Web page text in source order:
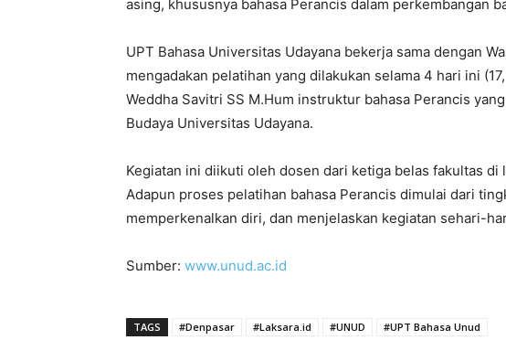
asing, khususnya bahasa Perancis dalam perkembangan
UPT Bahasa Universitas Udayana bekerja sama dengan
mengadakan pelatihan yang dilakukan selama 4 hari ini
Weddha Savitri SS M.Hum instruktur bahasa Perancis
Budaya Universitas Udayana.
Kegiatan ini diikuti oleh dosen dari ketiga belas fakultas di
Adapun proses pelatihan bahasa Perancis dimulai dari
memperkenalkan diri, dan menjelaskan kegiatan sehari-
Sumber: www.unud.ac.id
TAGS #Denpasar #Laksara.id #UNUD #UPT Bahasa Unud